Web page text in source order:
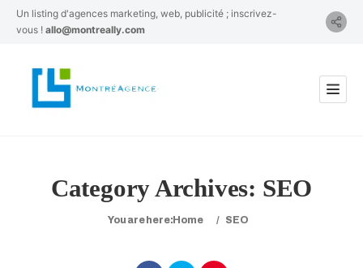
Un listing d'agences marketing, web, publicité ; inscrivez-
vous ! allo@montreally.com
Category Archives: SEO
You are here:Home / SEO